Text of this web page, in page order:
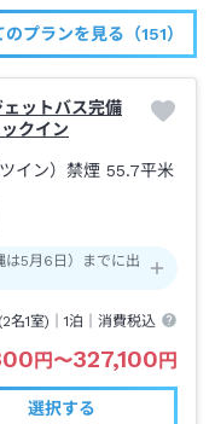
のプランを見る（151）
ットバス完備
クイン
イン）禁煙 55.7平米
5月6日）までに出
2名1室)｜1泊 ｜消費税込
円〜327,100円
選択する